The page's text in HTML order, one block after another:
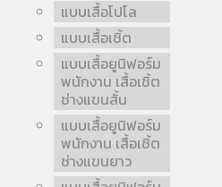
แบบเสื้อโปโล
แบบเสื้อเชิ้ต
แบบเสื้อยูนิฟอร์ม
พนักงาน เสื้อเชิ้ต
ช่างแขนสั้น
แบบเสื้อยูนิฟอร์ม
พนักงาน เสื้อเชิ้ต
ช่างแขนยาว